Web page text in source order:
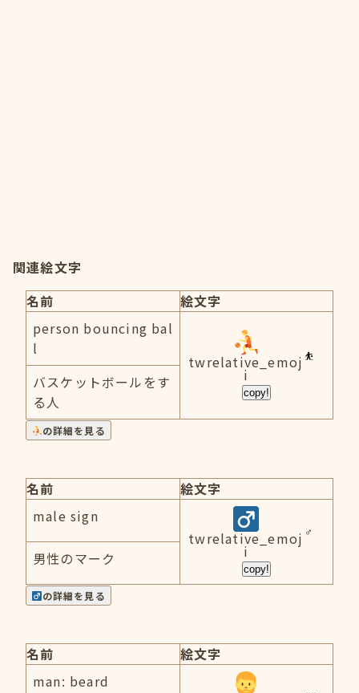
関連絵文字
名前
絵文字
person bouncing bal
l
twrelative_emoj
i
copy!
バスケットボールをす
る人
の詳細を見る
名前
絵文字
male sign
twrelative_emoj
i
copy!
男性のマーク
の詳細を見る
名前
絵文字
man: beard